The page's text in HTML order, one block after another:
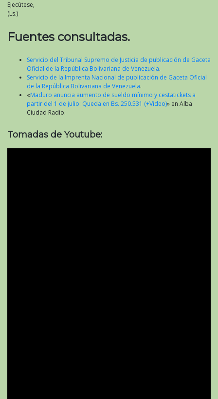
Ejecútese,
(Ls.)
Fuentes consultadas.
Servicio del Tribunal Supremo de Justicia de publicación de Gaceta
Oficial de la República Bolivariana de Venezuela.
Servicio de la Imprenta Nacional de publicación de Gaceta Oficial
de la República Bolivariana de Venezuela.
«Maduro anuncia aumento de sueldo mínimo y cestatickets a
partir del 1 de julio: Queda en Bs. 250.531 (+Video)» en Alba
Ciudad Radio.
Tomadas de Youtube: